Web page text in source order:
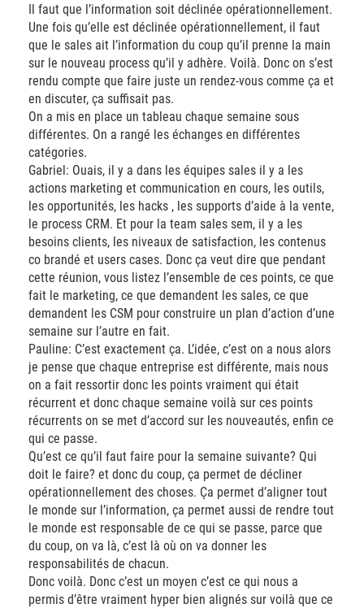
Il faut que l’information soit déclinée opérationnellement.
Une fois qu’elle est déclinée opérationnellement, il faut
que le sales ait l’information du coup qu’il prenne la main
sur le nouveau process qu’il y adhère. Voilà. Donc on s’est
rendu compte que faire juste un rendez-vous comme ça et
en discuter, ça suffisait pas.
On a mis en place un tableau chaque semaine sous
différentes. On a rangé les échanges en différentes
catégories.
Gabriel: Ouais, il y a dans les équipes sales il y a les
actions marketing et communication en cours, les outils,
les opportunités, les hacks , les supports d’aide à la vente,
le process CRM. Et pour la team sales sem, il y a les
besoins clients, les niveaux de satisfaction, les contenus
co brandé et users cases. Donc ça veut dire que pendant
cette réunion, vous listez l’ensemble de ces points, ce que
fait le marketing, ce que demandent les sales, ce que
demandent les CSM pour construire un plan d’action d’une
semaine sur l’autre en fait.
Pauline: C’est exactement ça. L’idée, c’est on a nous alors
je pense que chaque entreprise est différente, mais nous
on a fait ressortir donc les points vraiment qui était
récurrent et donc chaque semaine voilà sur ces points
récurrents on se met d’accord sur les nouveautés, enfin ce
qui ce passe.
Qu’est ce qu’il faut faire pour la semaine suivante? Qui
doit le faire? et donc du coup, ça permet de décliner
opérationnellement des choses. Ça permet d’aligner tout
le monde sur l’information, ça permet aussi de rendre tout
le monde est responsable de ce qui se passe, parce que
du coup, on va là, c’est là où on va donner les
responsabilités de chacun.
Donc voilà. Donc c’est un moyen c’est ce qui nous a
permis d’être vraiment hyper bien alignés sur voilà que ce